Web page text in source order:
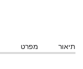
תיאור מפרט